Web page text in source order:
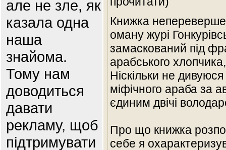
але не зле, як
казала одна
наша
знайома.
Тому нам
доводиться
давати
рекламу, щоб
підтримувати
Книжка
оману журі
замаскований під
арабського
Ніскільки не
міфічного араба за
єдиним двічі
Про що книжка
себе я